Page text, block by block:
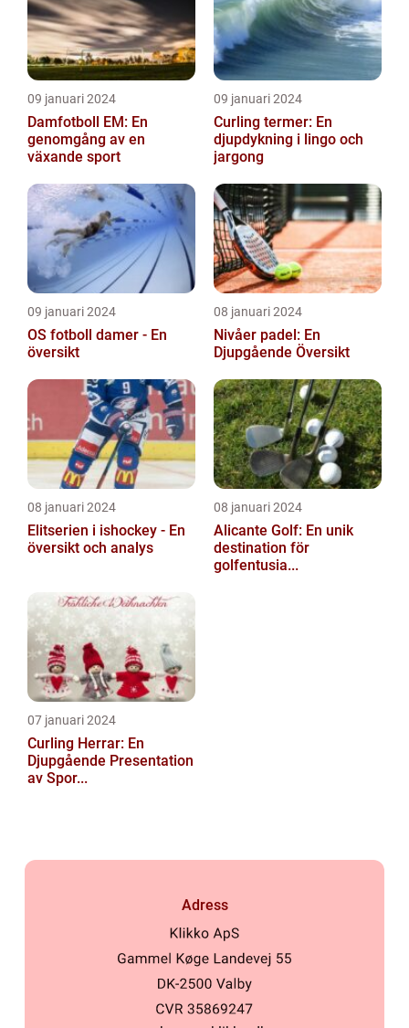
09 januari 2024
Damfotboll EM: En
genomgång av en
växande sport
09 januari 2024
Curling termer: En
djupdykning i lingo och
jargong
09 januari 2024
OS fotboll damer - En
översikt
08 januari 2024
Nivåer padel: En
Djupgående Översikt
08 januari 2024
Elitserien i ishockey - En
översikt och analys
08 januari 2024
Alicante Golf: En unik
destination för
golfentusia...
07 januari 2024
Curling Herrar: En
Djupgående Presentation
av Spor...
Adress